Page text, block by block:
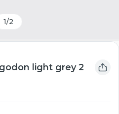
1/2
light grey 2